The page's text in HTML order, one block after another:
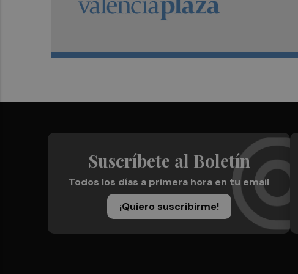
Suscríbete al Boletín
Todos los días a primera hora en tu email
¡Quiero suscribirme!